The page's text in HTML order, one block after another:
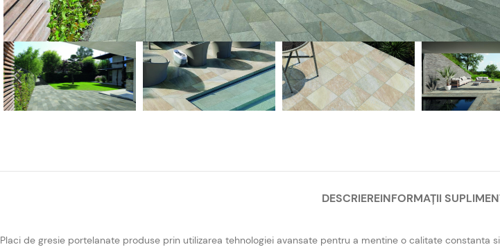
DESCRIEREINFORMAȚII
Placi de gresie portelanate produse prin utilizarea tehnologiei avansate pentru a mentine o calitate constanta